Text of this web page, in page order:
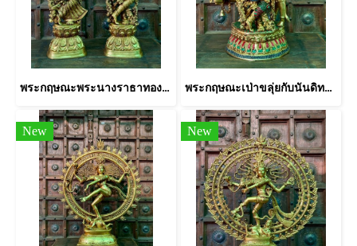
พระกฤษณะพระนางราธาทองเหลืองคู่ พระกฤษณะเป่าขลุ่ยกับนันดิทองเหลืองหล่อแต่งหินสี
New New